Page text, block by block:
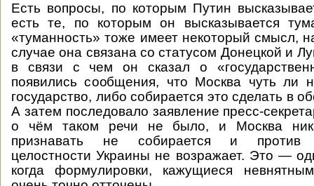
Есть вопросы, по которым Путин
есть те, по которым он высказывается
«туманность» тоже имеет некоторый смысл,
случае она связана со статусом Донецкой и
в связи с чем он сказал о
появились сообщения, что Москва чуть ли
государство, либо собирается это сделать в
А затем последовало заявление пресс-
о чём таком речи не было, и Москва
признавать не собирается и против
целостности Украины не возражает. Это —
когда формулировки, кажущиеся